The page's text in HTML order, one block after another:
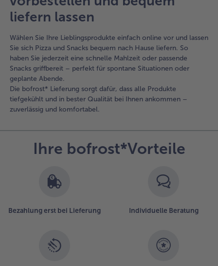
liefern lassen
Wählen Sie Ihre Lieblingsprodukte einfach online vor und lassen
Sie sich Pizza und Snacks bequem nach Hause liefern. So
haben Sie jederzeit eine schnelle Mahlzeit oder passende
Snacks griffbereit – perfekt für spontane Situationen oder
geplante Abende.
Die bofrost* Lieferung sorgt dafür, dass alle Produkte
tiefgekühlt und in bester Qualität bei Ihnen ankommen –
zuverlässig und komfortabel.
Ihre bofrost*Vorteile
Bezahlung erst bei Lieferung Individuelle Beratung